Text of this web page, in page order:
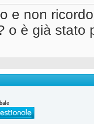
e non
o è già stato